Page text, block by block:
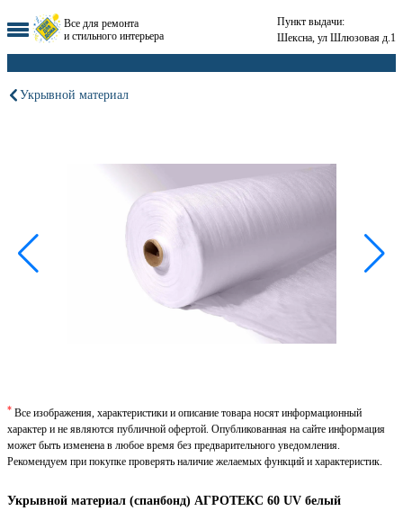
Все для ремонта
и стильного интерьера
Пункт выдачи:
Шексна, ул Шлюзовая д.1
Укрывной материал
Укрывной материал (спанбонд) АГРОТЕКС 60 UV белый
* Все изображения, характеристики и описание товара носят информационный
характер и не являются публичной офертой. Опубликованная на сайте информация
может быть изменена в любое время без предварительного уведомления.
Рекомендуем при покупке проверять наличие желаемых функций и характеристик.